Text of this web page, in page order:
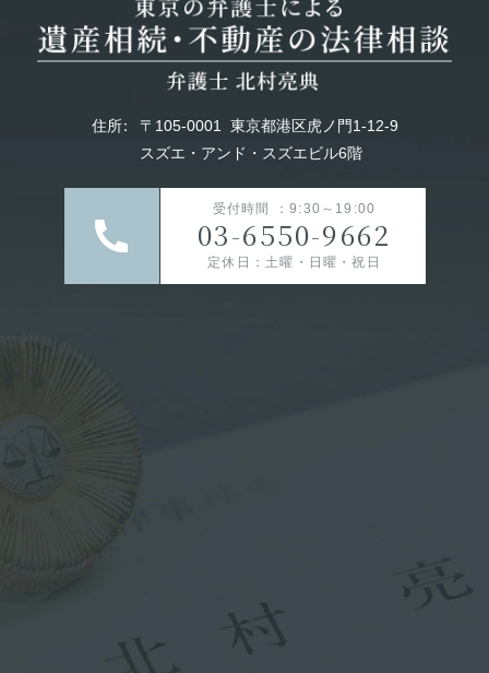
住所： 〒105-0001
東京都港区虎ノ門1-12-9
スズエ・アンド・スズエビル6階
受付時間 ：9:30～19:00
03-6550-9662
定休日：土曜・日曜・祝日